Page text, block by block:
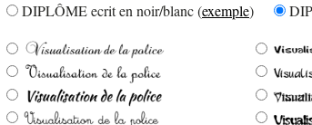
DIPLÔME ecrit en noir/blanc (exemple)